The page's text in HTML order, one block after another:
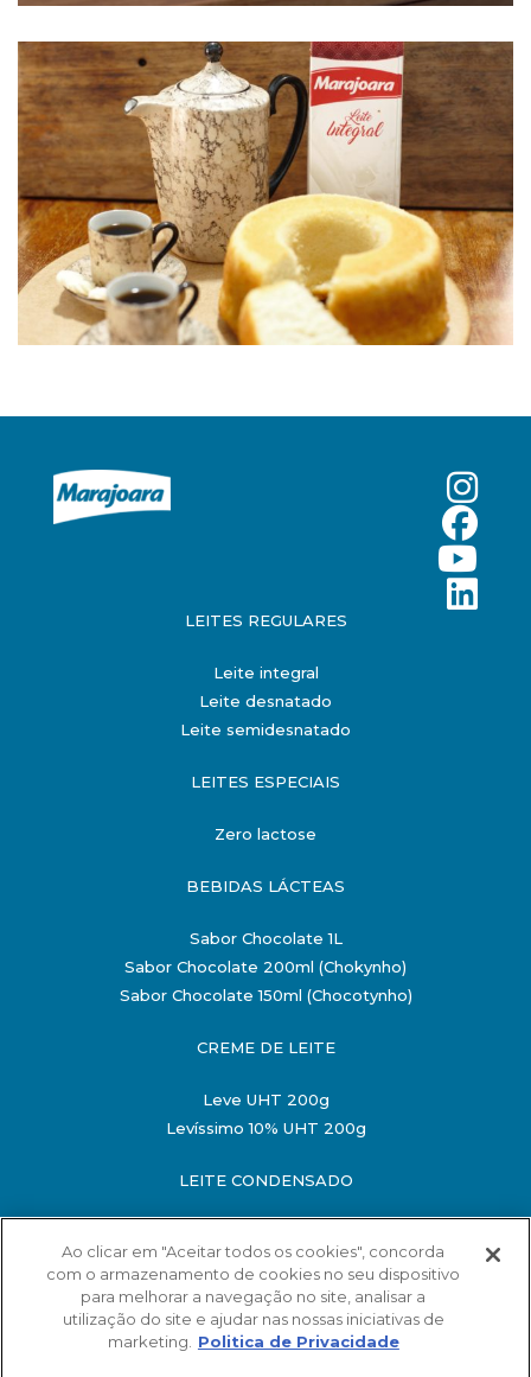
LEITES REGULARES
Leite integral
Leite desnatado
Leite semidesnatado
LEITES ESPECIAIS
Zero lactose
BEBIDAS LÁCTEAS
Sabor Chocolate 1L
Sabor Chocolate 200ml (Chokynho)
Sabor Chocolate 150ml (Chocotynho)
CREME DE LEITE
Leve UHT 200g
Levíssimo 10% UHT 200g
LEITE CONDENSADO
Semidesnatado 395g
O MINISTÉRIO DA SAÚDE INFORMA: O ALIMENTO
MATERNO EVITA INFECÇÕES E ALERGIAS E É
RECOMENDADO ATÉ OS 2 ANOS DE IDADE
Ao clicar em "Aceitar todos os cookies", concorda
com o armazenamento de cookies no seu dispositivo
para melhorar a navegação no site, analisar a
utilização do site e ajudar nas nossas iniciativas de
marketing.
Politica de Privacidade